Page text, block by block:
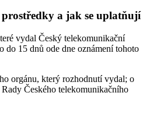
a jak se uplatňují
vydal Český telekomunikační
do 15 dnů ode dne oznámení tohoto
orgánu, který rozhodnutí vydal; o
Českého telekomunikačního